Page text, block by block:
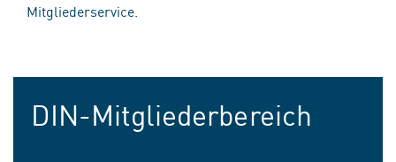
Mitgliederservice.
DIN-Mitgliederbereich